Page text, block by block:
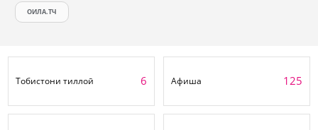
ОИЛА.ТЧ
Тобистони тиллоӣ 6 Афиша 125